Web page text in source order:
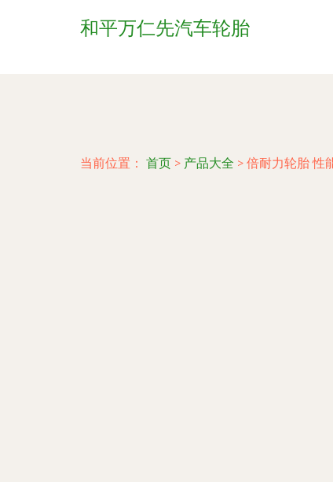
和平万仁先汽车轮胎
当前位置： 首页 > 产品大全 > 倍耐力轮胎 性